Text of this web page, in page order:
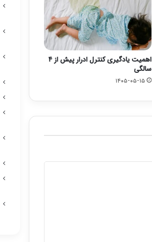
اهمیت یادگیری کنترل ادرار پیش از ۴
سالگی
۱۴۰۵-۰۵-۱۵